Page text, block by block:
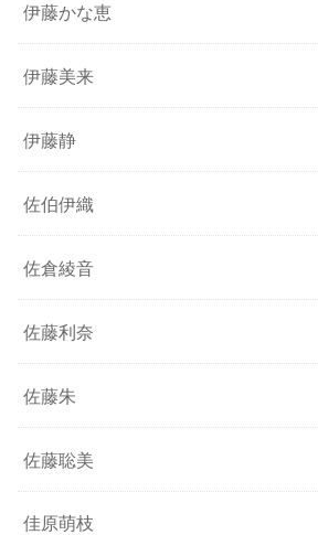
伊藤かな恵
伊藤美来
伊藤静
佐伯伊織
佐倉綾音
佐藤利奈
佐藤朱
佐藤聡美
佳原萌枝